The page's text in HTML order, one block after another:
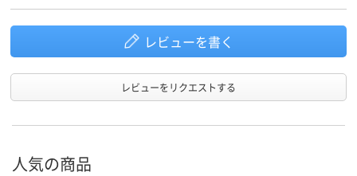
レビューを書く
レビューをリクエストする
人気の商品